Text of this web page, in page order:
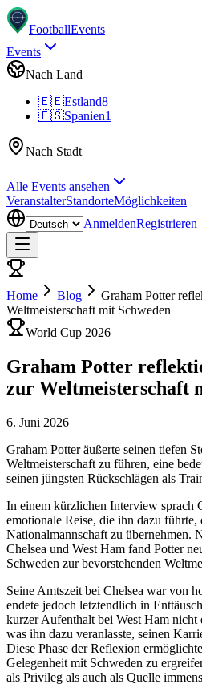
FootballEvents
Events
Nach Land
🇪🇪Estland8
🇪🇸Spanien1
Nach Stadt
Alle Events ansehen
VeranstalterStandorteMöglichkeiten
AnmeldenRegistrieren
Home Blog
Graham Potter
Weltmeisterschaft mit Schweden
World Cup 2026
Graham Potter
zur Weltmeisterschaft
6. Juni 2026
Graham Potter äußerte seinen tiefen
Weltmeisterschaft zu führen, eine
seinen jüngsten Rückschlägen als
In einem kürzlichen Interview sprach
emotionale Reise, die ihn dazu führte,
Nationalmannschaft zu übernehmen.
Chelsea und West Ham fand Potter
Schweden zur bevorstehenden
Seine Amtszeit bei Chelsea war von
endete jedoch letztendlich in
kurzer Aufenthalt bei West Ham nicht
was ihn dazu veranlasste, seinen
Diese Phase der Reflexion
Gelegenheit mit Schweden zu
als Privileg als auch als Quelle